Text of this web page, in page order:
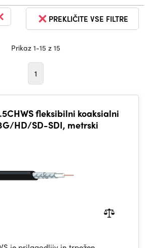
PREKLIČITE VSE FILTRE
Prikaz 1-15 z 15
1
fleksibilni koaksialni
HD/SD-SDI, metrski